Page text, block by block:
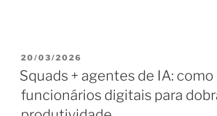
PUBLICADO
EM
20/03/2026
Squads + agentes de IA:
funcionários digitais para